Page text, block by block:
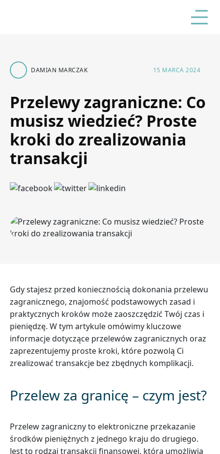
DAMIAN MARCZAK 15 MARCA 2024
Przelewy zagraniczne: Co
musisz wiedzieć? Proste
kroki do zrealizowania
transakcji
Gdy stajesz przed koniecznością dokonania przelewu
zagranicznego, znajomość podstawowych zasad i
praktycznych kroków może zaoszczędzić Twój czas i
pieniędzę. W tym artykule omówimy kluczowe
informacje dotyczące przelewów zagranicznych oraz
zaprezentujemy proste kroki, które pozwolą Ci
zrealizować transakcje bez zbędnych komplikacji.
Przelew za granicę – czym jest?
Przelew zagraniczny to elektroniczne przekazanie
środków pieniężnych z jednego kraju do drugiego.
Jest to rodzaj transakcji finansowej, która umożliwia